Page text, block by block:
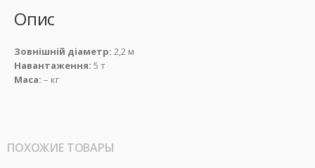
Опис
Зовнішній діаметр: 2,2 м
Навантаження: 5 т
Маса: – кг
ПОХОЖИЕ ТОВАРЫ